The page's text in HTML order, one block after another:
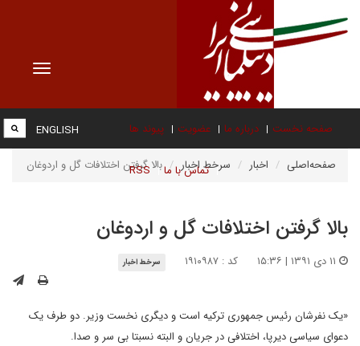
Toggle
صفحه نخست درباره ما عضویت پیوند ها
تماس با ما RSS
ENGLISH
صفحه‌اصلی اخبار سرخط اخبار بالا گرفتن اختلافات گل و اردوغان
بالا گرفتن اختلافات گل و اردوغان
کد : ۱۹۱۰۹۸۷ سرخط اخبار
«یک نفرشان رئیس جمهوری ترکیه است و دیگری نخست وزیر. دو طرف یک
دعوای سیاسی دیرپا، اختلافی در جریان و البته نسبتا بی سر و صدا.